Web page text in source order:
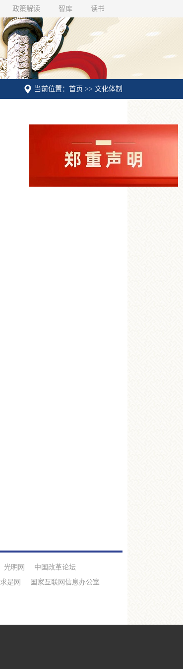
政策解读 智库 读书
当前位置：首页 >> 文化体制
光明网
中国改革论坛
求是网
国家互联网信息办公室